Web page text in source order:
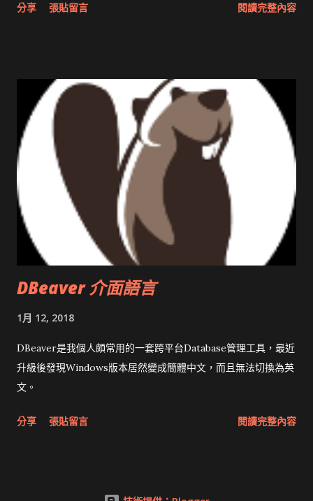
圖治推動改革 Wait and see 國內某SOC疑遭駭客入侵 大砲開講
分享 張貼留言 閱讀完整內容
DBeaver 介面語言
1月 12, 2018
DBeaver是我個人頗常用的一套跨平台Database管理工具，最近
升級後發現Windows版本居然變成簡體中文，而且無法切換為英
文。
分享 張貼留言 閱讀完整內容